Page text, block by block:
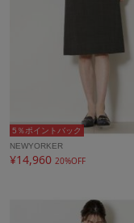
5％ポイントバック
NEWYORKER
¥14,960 20%OFF